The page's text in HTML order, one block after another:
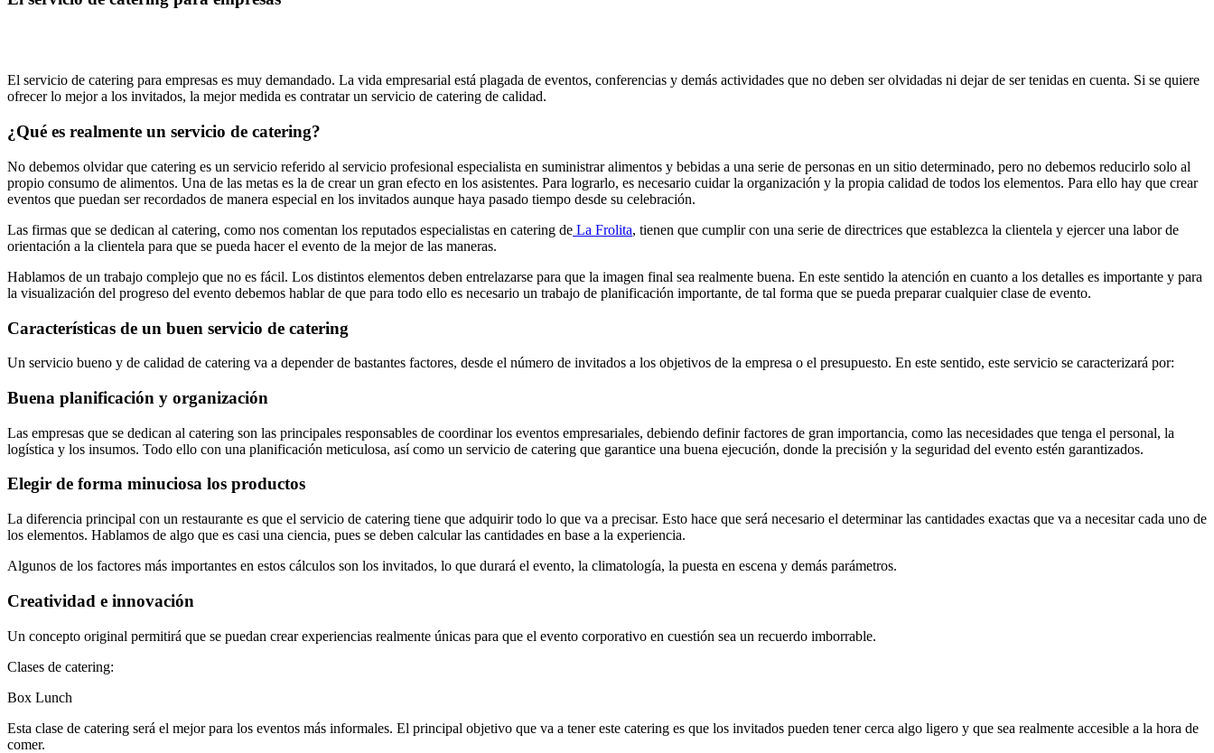
El servicio de catering para empresas es muy demandado. La vida empresarial está plagada de eventos, conferencias y demás actividades que no deben ser olvidadas ni dejar de ser tenidas en cuenta. Si se quiere
ofrecer lo mejor a los invitados, la mejor medida es contratar un servicio de catering de calidad.
¿Qué es realmente un servicio de catering?
No debemos olvidar que catering es un servicio referido al servicio profesional especialista en suministrar alimentos y bebidas a una serie de personas en un sitio determinado, pero no debemos reducirlo solo al
propio consumo de alimentos. Una de las metas es la de crear un gran efecto en los asistentes. Para lograrlo, es necesario cuidar la organización y la propia calidad de todos los elementos. Para ello hay que crear
eventos que puedan ser recordados de manera especial en los invitados aunque haya pasado tiempo desde su celebración.
Las firmas que se dedican al catering, como nos comentan los reputados especialistas en catering de La Frolita, tienen que cumplir con una serie de directrices que establezca la clientela y ejercer una labor de
orientación a la clientela para que se pueda hacer el evento de la mejor de las maneras.
Hablamos de un trabajo complejo que no es fácil. Los distintos elementos deben entrelazarse para que la imagen final sea realmente buena. En este sentido la atención en cuanto a los detalles es importante y para
la visualización del progreso del evento debemos hablar de que para todo ello es necesario un trabajo de planificación importante, de tal forma que se pueda preparar cualquier clase de evento.
Características de un buen servicio de catering
Un servicio bueno y de calidad de catering va a depender de bastantes factores, desde el número de invitados a los objetivos de la empresa o el presupuesto. En este sentido, este servicio se caracterizará por:
Buena planificación y organización
Las empresas que se dedican al catering son las principales responsables de coordinar los eventos empresariales, debiendo definir factores de gran importancia, como las necesidades que tenga el personal, la
logística y los insumos. Todo ello con una planificación meticulosa, así como un servicio de catering que garantice una buena ejecución, donde la precisión y la seguridad del evento estén garantizados.
Elegir de forma minuciosa los productos
La diferencia principal con un restaurante es que el servicio de catering tiene que adquirir todo lo que va a precisar. Esto hace que será necesario el determinar las cantidades exactas que va a necesitar cada uno de
los elementos. Hablamos de algo que es casi una ciencia, pues se deben calcular las cantidades en base a la experiencia.
Algunos de los factores más importantes en estos cálculos son los invitados, lo que durará el evento, la climatología, la puesta en escena y demás parámetros.
Creatividad e innovación
Un concepto original permitirá que se puedan crear experiencias realmente únicas para que el evento corporativo en cuestión sea un recuerdo imborrable.
Clases de catering:
Box Lunch
Esta clase de catering será el mejor para los eventos más informales. El principal objetivo que va a tener este catering es que los invitados pueden tener cerca algo ligero y que sea realmente accesible a la hora de
comer.